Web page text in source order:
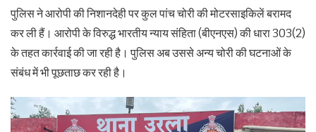
पुलिस ने आरोपी की निशानदेही पर कुल पांच चोरी की मोटरसाइकिलें बरामद
कर ली हैं। आरोपी के विरुद्ध भारतीय न्याय संहिता (बीएनएस) की धारा 303(2)
के तहत कार्रवाई की जा रही है। पुलिस अब उससे अन्य चोरी की घटनाओं के
संबंध में भी पूछताछ कर रही है।